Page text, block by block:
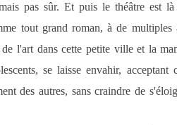
pas sûr. Et puis le théâtre est là
tout grand roman, à de multiples
l'art dans cette petite ville et la
se laisse envahir, acceptant
des autres, sans craindre de